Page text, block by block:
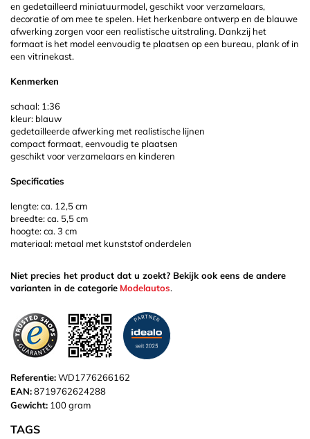
en gedetailleerd miniatuurmodel, geschikt voor verzamelaars,
decoratie of om mee te spelen. Het herkenbare ontwerp en de blauwe
afwerking zorgen voor een realistische uitstraling. Dankzij het
formaat is het model eenvoudig te plaatsen op een bureau, plank of in
een vitrinekast.
Kenmerken
schaal: 1:36
kleur: blauw
gedetailleerde afwerking met realistische lijnen
compact formaat, eenvoudig te plaatsen
geschikt voor verzamelaars en kinderen
Specificaties
lengte: ca. 12,5 cm
breedte: ca. 5,5 cm
hoogte: ca. 3 cm
materiaal: metaal met kunststof onderdelen
Niet precies het product dat u zoekt? Bekijk ook eens de andere
varianten in de categorie Modelautos.
Referentie:WD1776266162
EAN:8719762624288
Gewicht: 100 gram
TAGS